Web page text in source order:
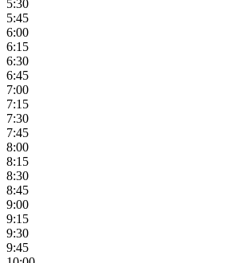
5:30
5:45
6:00
6:15
6:30
6:45
7:00
7:15
7:30
7:45
8:00
8:15
8:30
8:45
9:00
9:15
9:30
9:45